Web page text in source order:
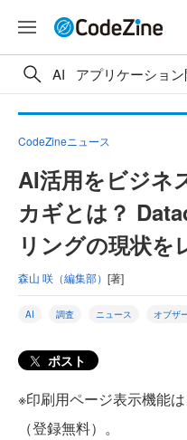
AI アプリケーショ
CodeZineニュース
AI活用をビジネ
カギとは？
リングの現状を
森山 咲（編集部） [著]
AI 調査 ニュース オブザ
ポスト
※印刷用ページ表示機能
（登録無料）。